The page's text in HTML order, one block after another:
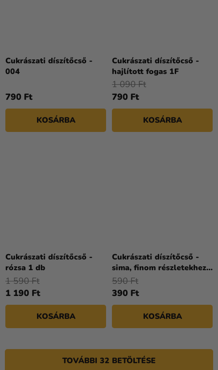
Cukrászati díszítőcső -
004
790 Ft
KOSÁRBA
Cukrászati díszítőcső -
hajlított fogas 1F
790 Ft
1 090 Ft
KOSÁRBA
Cukrászati díszítőcső -
rózsa 1 db
1 190 Ft
1 590 Ft
KOSÁRBA
Cukrászati díszítőcső -
sima, finom részletekhez
1
390 Ft
590 Ft
KOSÁRBA
TOVÁBBI 32 BETÖLTÉSE